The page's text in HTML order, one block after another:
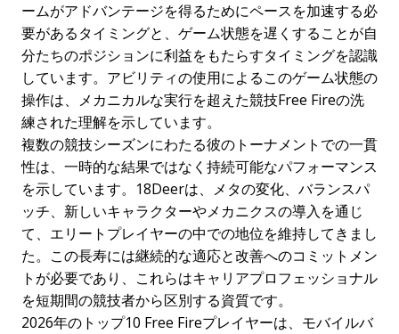
ームがアドバンテージを得るためにペースを加速する必
要があるタイミングと、ゲーム状態を遅くすることが自
分たちのポジションに利益をもたらすタイミングを認識
しています。アビリティの使用によるこのゲーム状態の
操作は、メカニカルな実行を超えた競技Free Fireの洗
練された理解を示しています。
複数の競技シーズンにわたる彼のトーナメントでの一貫
性は、一時的な結果ではなく持続可能なパフォーマンス
を示しています。18Deerは、メタの変化、バランスパ
ッチ、新しいキャラクターやメカニクスの導入を通じ
て、エリートプレイヤーの中での地位を維持してきまし
た。この長寿には継続的な適応と改善へのコミットメン
トが必要であり、これらはキャリアプロフェッショナル
を短期間の競技者から区別する資質です。
2026年のトップ10 Free Fireプレイヤーは、モバイルバ